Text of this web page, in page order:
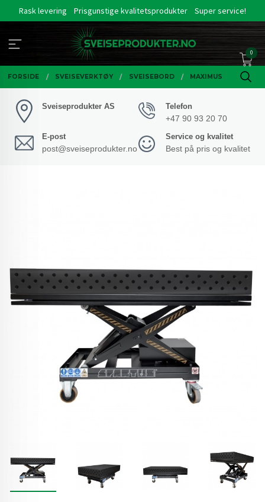
Rask levering Prisgunstige kvalitetsprodukter Super service!
0
FORSIDE SVEISEVERKTØY SVEISEBORD MAXIMUS
Sveiseprodukter AS Telefon
+47 90 93 20 70
E-post
post@sveiseprodukter.no
Service og kvalitet
Best på pris og kvalitet